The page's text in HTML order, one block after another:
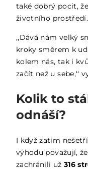
také dobrý pocit,
životního prostředí.
‚‚Dává nám velký
kroky směrem k
kolem nás, tak i
začít než u sebe,‘‘
Kolik to
odnáší?
I když zatím
výhodu považují,
zachránili už 316